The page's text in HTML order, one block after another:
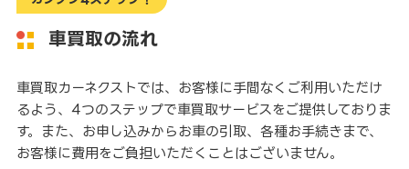
車買取の流れ
車買取カーネクストでは、お客様に手間なくご利用いただけ
るよう、4つのステップで車買取サービスをご提供しておりま
す。また、お申し込みからお車の引取、各種お手続きまで、
お客様に費用をご負担いただくことはございません。